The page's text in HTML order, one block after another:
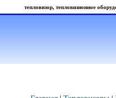
тепловизор, тепловизионное